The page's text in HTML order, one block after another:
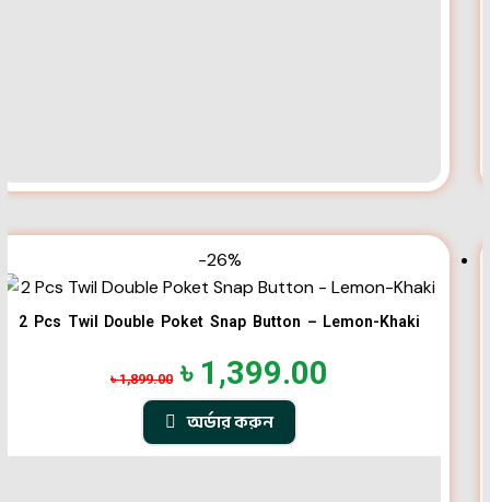
-26%
2 Pcs Twil Double Poket Snap Button – Lemon-Khaki
৳1,899.00 ৳ 1,399.00
অর্ডার করুন